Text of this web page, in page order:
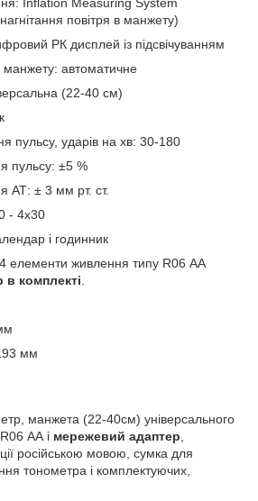
повітря в манжету)
РК дисплей із підсвічуванням
манжету: автоматичне
(22-40 см)
пульсу, ударів на хв: 30-180
пульсу: ±5 %
АТ: ± 3 мм рт. ст.
- 4х30
і годинник
елементи живлення типу R06 АА
комплекті
мм
манжета (22-40см) універсального
АА і мережевий адаптер
російською мовою, сумка для
тонометра і комплектуючих,